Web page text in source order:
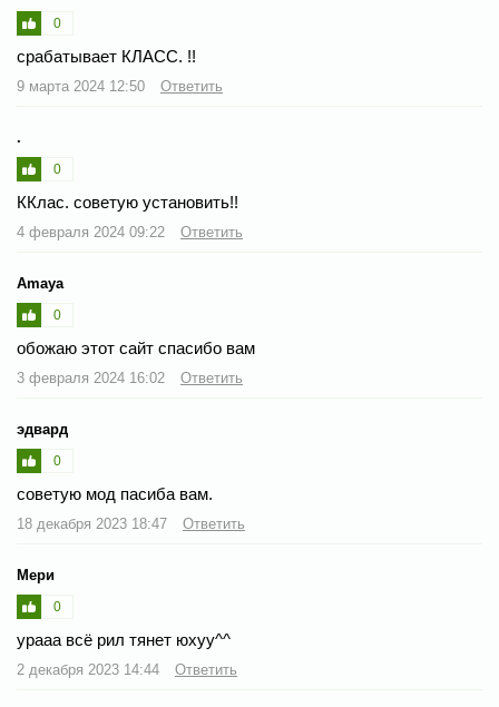
0
срабатывает КЛАСС. !!
9 марта 2024 12:50 Ответить
.
0
ККлас. советую установить!!
4 февраля 2024 09:22 Ответить
Amaya
0
обожаю этот сайт спасибо вам
3 февраля 2024 16:02 Ответить
эдвард
0
советую мод пасиба вам.
18 декабря 2023 18:47 Ответить
Мери
0
урааа всё рил тянет юхуу^^
2 декабря 2023 14:44 Ответить